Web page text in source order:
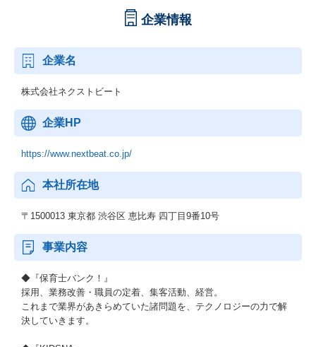
企業情報
企業名
株式会社ネクストビート
企業HP
https://www.nextbeat.co.jp/
本社所在地
〒1500013 東京都 渋谷区 恵比寿 四丁目9番10号
事業内容
◆『保育士バンク！』
採用、業務改善・職員の定着、集客活動、経営。
これまで業界があきらめていた諸問題を、テクノロジーの力で解
決していきます。